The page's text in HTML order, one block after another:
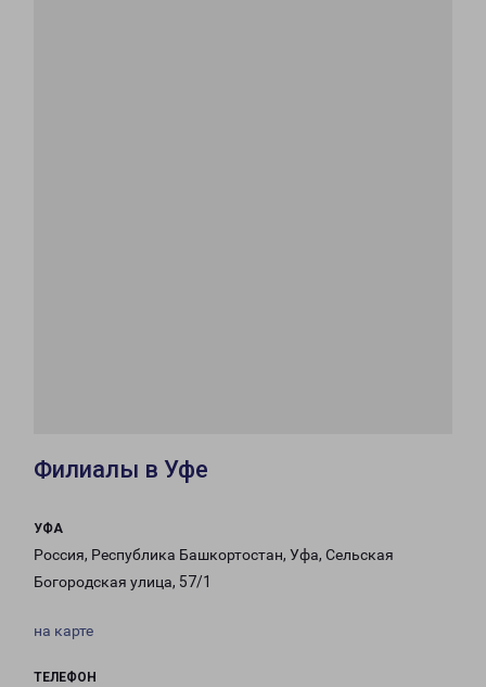
Филиалы в Уфе
УФА
Россия, Республика Башкортостан, Уфа, Сельская
Богородская улица, 57/1
на карте
ТЕЛЕФОН